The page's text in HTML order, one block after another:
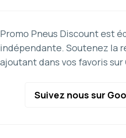
Promo Pneus Discount est
indépendante. Soutenez la
ajoutant dans vos favoris
Suivez nous sur